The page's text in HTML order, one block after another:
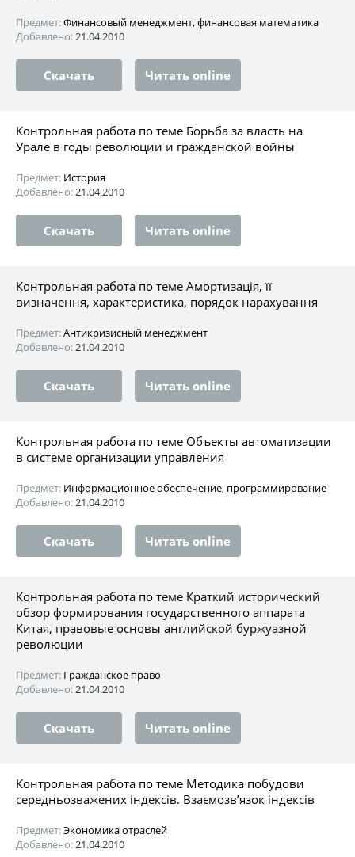
Предмет:Финансовый менеджмент, финансовая математика
Добавлено:21.04.2010
Скачать Читать online
Контрольная работа по теме Борьба за власть на
Урале в годы революции и гражданской войны
Предмет: История
Добавлено:21.04.2010
Скачать Читать online
Контрольная работа по теме Амортизація, її
визначення, характеристика, порядок нарахування
Предмет:Антикризисный менеджмент
Добавлено:21.04.2010
Скачать Читать online
Контрольная работа по теме Объекты автоматизации
в системе организации управления
Предмет: Информационное обеспечение, программирование
Добавлено:21.04.2010
Скачать Читать online
Контрольная работа по теме Краткий исторический
обзор формирования государственного аппарата
Китая, правовые основы английской буржуазной
революции
Предмет: Гражданское право
Добавлено:21.04.2010
Скачать Читать online
Контрольная работа по теме Методика побудови
середньозважених індексів. Взаємозв’язок індексів
Предмет:Экономика отраслей
Добавлено:21.04.2010